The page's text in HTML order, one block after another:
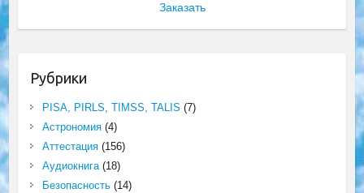
Заказать
Рубрики
PISA, PIRLS, TIMSS, TALIS (7)
Астрономия(4)
Аттестация(156)
Аудиокнига(18)
Безопасность(14)